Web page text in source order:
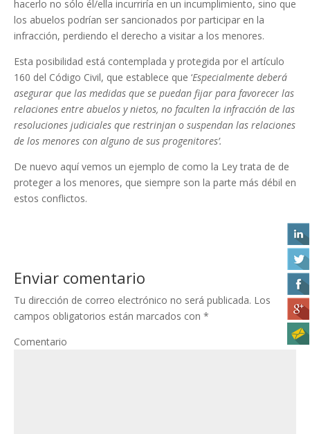
hacerlo no sólo él/ella incurriría en un incumplimiento, sino que
los abuelos podrían ser sancionados por participar en la
infracción, perdiendo el derecho a visitar a los menores.
Esta posibilidad está contemplada y protegida por el artículo
160 del Código Civil, que establece que ‘Especialmente deberá
asegurar que las medidas que se puedan fijar para favorecer las
relaciones entre abuelos y nietos, no faculten la infracción de las
resoluciones judiciales que restrinjan o suspendan las relaciones
de los menores con alguno de sus progenitores’.
De nuevo aquí vemos un ejemplo de como la Ley trata de de
proteger a los menores, que siempre son la parte más débil en
estos conflictos.
Enviar comentario
Tu dirección de correo electrónico no será publicada. Los
campos obligatorios están marcados con *
Comentario